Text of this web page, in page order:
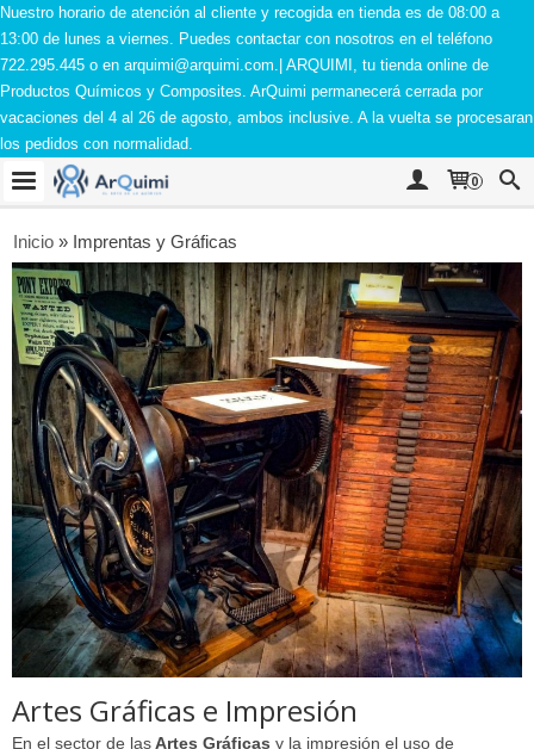
Nuestro horario de atención al cliente y recogida en tienda es de 08:00 a
13:00 de lunes a viernes. Puedes contactar con nosotros en el teléfono
722.295.445 o en arquimi@arquimi.com.| ARQUIMI, tu tienda online de
Productos Químicos y Composites. ArQuimi permanecerá cerrada por
vacaciones del 4 al 26 de agosto, ambos inclusive. A la vuelta se procesaran
los pedidos con normalidad.
0
Inicio » Imprentas y Gráficas
Artes Gráficas e Impresión
En el sector de las Artes Gráficas y la impresión el uso de